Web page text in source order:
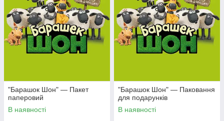
"Барашок Шон" — Пакет
паперовий
В наявності
"Барашок Шон" — Паковання
для подарунків
В наявності